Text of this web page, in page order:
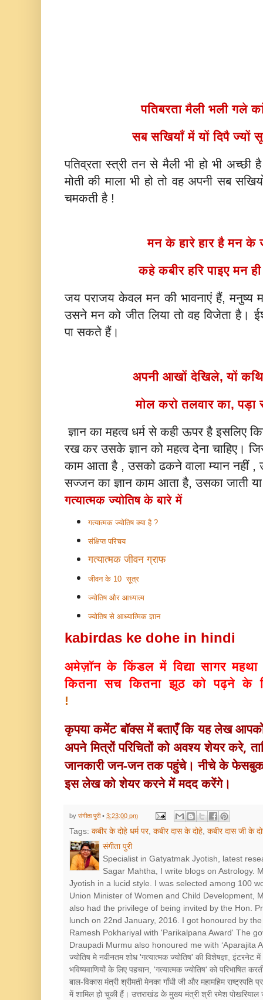
पतिबरता मैली भली गले
सब सखियाँ में यों दिपै ज्यों
पतिव्रता स्त्री तन से मैली भी हो भी
मोती की माला भी हो तो वह अपनी सब
चमकती है !
मन के हारे हार है मन के
कहे कबीर हरि पाइए मन
जय पराजय केवल मन की भावनाएं हैं, मनुष्य
उसने मन को जीत लिया तो वह विजेता है।
पा सकते हैं।
अपनी आखों देखिले, यों
मोल करो तलवार का, पड़ा
ज्ञान का महत्व धर्म से कही ऊपर है इसलिए
रख कर उसके ज्ञान को महत्व देना चाहिए।
काम आता है , उसको ढकने वाला म्यान नहीं ,
सज्जन का ज्ञान काम आता है, उसका जाती
गत्यात्मक ज्योतिष के बारे में
गत्यात्मक ज्योतिष क्या है ?
संक्षिप्त परिचय
गत्यात्मक जीवन ग्राफ
जीवन के 10 सूत्र
ज्योतिष और आध्यात्म
ज्योतिष से आध्यात्मिक ज्ञान
kabirdas ke dohe in hindi
अमेज़ॉन के किंडल मेंविद्या सागर
कितना सच कितना झूठको पढ़ने के
!
कृपया कमेंट बॉक्स में बताएँ कि यह लेख
अपने मित्रों परिचितों को अवश्य शेयर करे,
जानकारी जन-जन तक पहुंचे। नीचे के
इस लेख को शेयर करने में मदद करेंगे।
by संगीता पुरी• 3:23:00 pm
Tags: कबीर के दोहे धर्म पर, कबीर दास के दोहे, कबीर दास जी के
संगीता पुरी
Specialist in Gatyatmak Jyotish, latest
Sagar Mahtha, I write blogs on Astrology.
Jyotish in a lucid style. I was selected among 100
Union Minister of Women and Child Development,
also had the privilege of being invited by the Hon.
lunch on 22nd January, 2016. I got honoured by
Ramesh Pokhariyal with 'Parikalpana Award' The
Draupadi Murmu also honoured me with ‘Aparajita
ज्योतिष मे नवीनतम शोध 'गत्यात्मक ज्योतिष' की विशेषज्ञा,
भविष्यवाणियों के लिए पहचान, 'गत्यात्मक ज्योतिष' को परिभाषित
बाल-विकास मंत्री श्रीमती मेनका गाँधी जी और महामहिम
में शामिल हो चुकी हैं। उत्तराखंड के मुख्य मंत्री श्री रमेश पोखरियाल